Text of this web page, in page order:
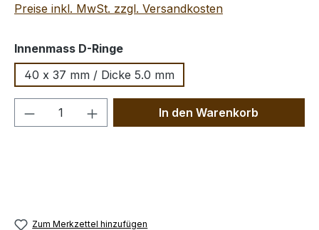
Preise inkl. MwSt. zzgl. Versandkosten
Innenmass D-Ringeauswählen
40 x 37 mm / Dicke 5.0 mm
Produkt Anzahl: Gib denIn den Warenkorb
Zum Merkzettel hinzufügen